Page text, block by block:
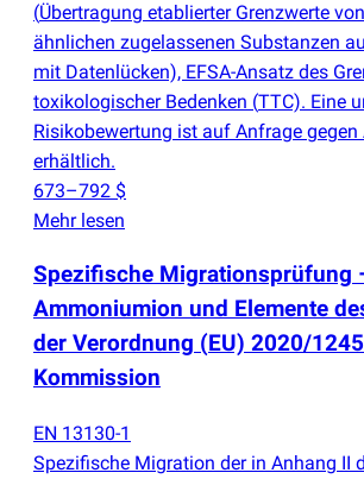
(Übertragung etablierter Grenzwerte
ähnlichen zugelassenen Substanzen
mit Datenlücken), EFSA-Ansatz des
toxikologischer Bedenken (TTC). Eine
Risikobewertung ist auf Anfrage gegen
erhältlich.
673–792 $
Mehr lesen
Spezifische Migrationsprüfung
Ammoniumion und Elemente
der Verordnung (EU) 2020/
Kommission
EN 13130-1
Spezifische Migration der in Anhang II